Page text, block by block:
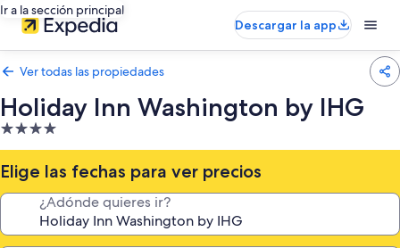
Ir a la sección principal
Descargar la app
Ver todas las propiedades
Holiday Inn Washington by IHG
Propiedad
de
4.0
estrellas
Elige las fechas para ver precios
¿Adónde quieres ir?